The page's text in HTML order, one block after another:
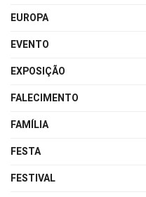
EUROPA
EVENTO
EXPOSIÇÃO
FALECIMENTO
FAMÍLIA
FESTA
FESTIVAL